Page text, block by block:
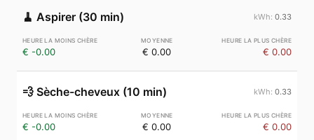
🧹 Aspirer (30 min) 0.33
€ -0.00 € 0.00 € 0.00
💨 Sèche-cheveux (10 min) 0.33
€ -0.00 € 0.00 € 0.00